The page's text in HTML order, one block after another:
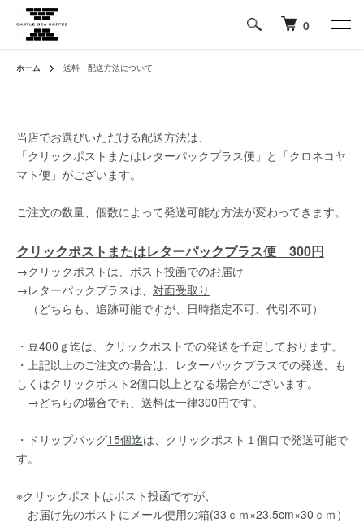
0
ホーム 送料・配送方法について
当店でお選びいただける配送方法は、
「クリックポストまたはレターパックプラス便」と「クロネコヤ
マト便」がございます。
ご注文の数量、個数によって発送可能な方法が変わってきます。
クリックポストまたはレターパックプラス便 300円
→クリックポストは、 ポスト投函でのお届け
→レターパックプラスは、 対面受取り
（どちらも、追跡可能ですが、日時指定不可、代引不可）
・豆400ｇ迄は、クリックポストでの発送を予定しております。
・上記以上のご注文の場合は、レターパックプラスでの発送、も
しくはクリックポスト2個口以上となる場合がございます。
→どちらの場合でも、送料は一律300円です。
・ドリップバッグ15個迄は、クリックポスト１個口で発送可能で
す。
※クリックポストはポスト投函ですが、
お届け先のポストにメール便用の箱(33ｃｍ×23.5cm×30ｃｍ）